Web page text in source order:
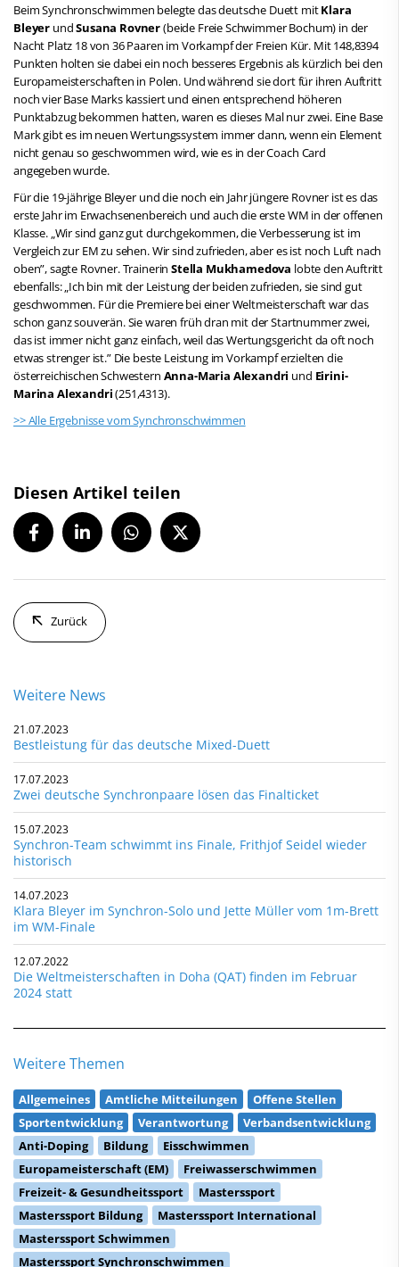
Beim Synchronschwimmen belegte das deutsche Duett mitKlara
Bleyer undSusana Rovner(beide Freie Schwimmer Bochum) in der
Nacht Platz 18 von 36 Paaren im Vorkampf der Freien Kür. Mit 148,8394
Punkten holten sie dabei ein noch besseres Ergebnis als kürzlich bei den
Europameisterschaften in Polen. Und während sie dort für ihren Auftritt
noch vier Base Marks kassiert und einen entsprechend höheren
Punktabzug bekommen hatten, waren es dieses Mal nur zwei. Eine Base
Mark gibt es im neuen Wertungssystem immer dann, wenn ein Element
nicht genau so geschwommen wird, wie es in der Coach Card
angegeben wurde.
Für die 19-jährige Bleyer und die noch ein Jahr jüngere Rovner ist es das
erste Jahr im Erwachsenenbereich und auch die erste WM in der offenen
Klasse. „Wir sind ganz gut durchgekommen, die Verbesserung ist im
Vergleich zur EM zu sehen. Wir sind zufrieden, aber es ist noch Luft nach
oben”, sagte Rovner. TrainerinStella Mukhamedova lobte den Auftritt
ebenfalls: „Ich bin mit der Leistung der beiden zufrieden, sie sind gut
geschwommen. Für die Premiere bei einer Weltmeisterschaft war das
schon ganz souverän. Sie waren früh dran mit der Startnummer zwei,
das ist immer nicht ganz einfach, weil das Wertungsgericht da oft noch
etwas strenger ist.” Die beste Leistung im Vorkampf erzielten die
österreichischen Schwestern Anna-Maria Alexandri und Eirini-
Marina Alexandri(251,4313).
>> Alle Ergebnisse vom Synchronschwimmen
Diesen Artikel teilen
Zurück
Weitere News
21.07.2023
Bestleistung für das deutsche Mixed-Duett
17.07.2023
Zwei deutsche Synchronpaare lösen das Finalticket
15.07.2023
Synchron-Team schwimmt ins Finale, Frithjof Seidel wieder
historisch
14.07.2023
Klara Bleyer im Synchron-Solo und Jette Müller vom 1m-Brett
im WM-Finale
12.07.2022
Die Weltmeisterschaften in Doha (QAT) finden im Februar
2024 statt
Weitere Themen
Allgemeines Amtliche Mitteilungen
Offene Stellen
Sportentwicklung
Verantwortung
Verbandsentwicklung
Anti-Doping
Bildung
Eisschwimmen
Europameisterschaft (EM)
Freiwasserschwimmen
Freizeit- & Gesundheitssport
Masterssport
Masterssport Bildung
Masterssport International
Masterssport Schwimmen
Masterssport Synchronschwimmen